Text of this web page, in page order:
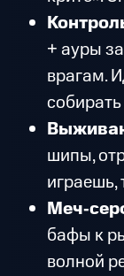
+ ауры
врагам.
шипы,
бафы к
волной